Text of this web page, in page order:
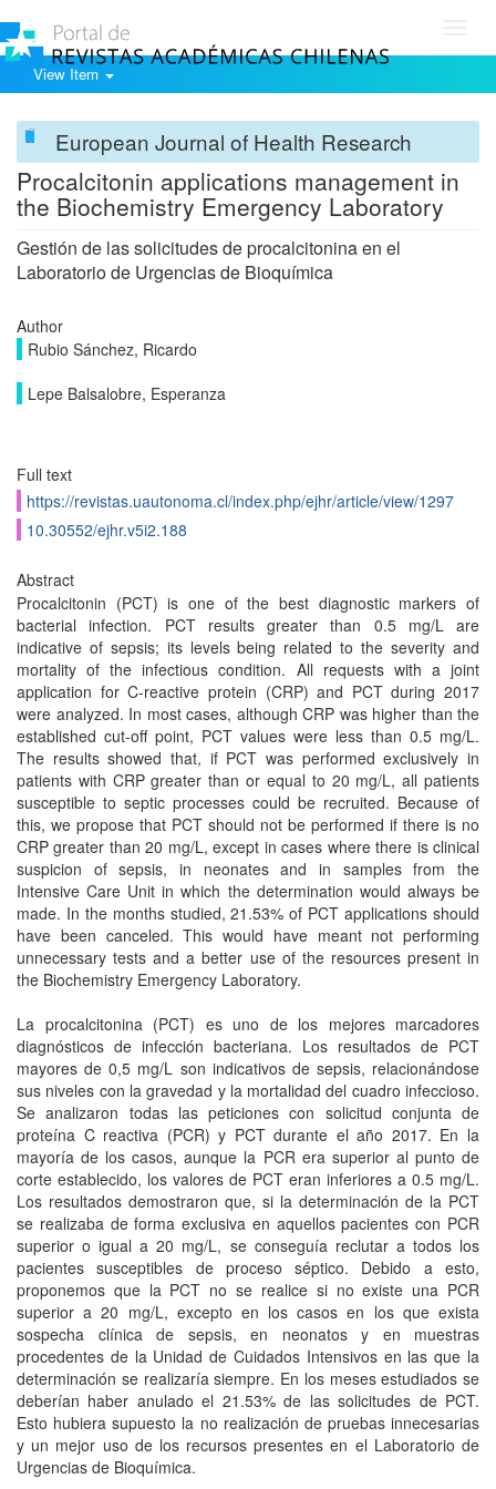
View Item
European Journal of Health Research
Procalcitonin applications management in
the Biochemistry Emergency Laboratory
Gestión de las solicitudes de procalcitonina en el
Laboratorio de Urgencias de Bioquímica
Author
Rubio Sánchez, Ricardo
Lepe Balsalobre, Esperanza
Full text
https://revistas.uautonoma.cl/index.php/ejhr/article/view/1297
10.30552/ejhr.v5i2.188
Abstract
Procalcitonin (PCT) is one of the best diagnostic markers of
bacterial infection. PCT results greater than 0.5 mg/L are
indicative of sepsis; its levels being related to the severity and
mortality of the infectious condition. All requests with a joint
application for C-reactive protein (CRP) and PCT during 2017
were analyzed. In most cases, although CRP was higher than the
established cut-off point, PCT values were less than 0.5 mg/L.
The results showed that, if PCT was performed exclusively in
patients with CRP greater than or equal to 20 mg/L, all patients
susceptible to septic processes could be recruited. Because of
this, we propose that PCT should not be performed if there is no
CRP greater than 20 mg/L, except in cases where there is clinical
suspicion of sepsis, in neonates and in samples from the
Intensive Care Unit in which the determination would always be
made. In the months studied, 21.53% of PCT applications should
have been canceled. This would have meant not performing
unnecessary tests and a better use of the resources present in
the Biochemistry Emergency Laboratory.
La procalcitonina (PCT) es uno de los mejores marcadores
diagnósticos de infección bacteriana. Los resultados de PCT
mayores de 0,5 mg/L son indicativos de sepsis, relacionándose
sus niveles con la gravedad y la mortalidad del cuadro infeccioso.
Se analizaron todas las peticiones con solicitud conjunta de
proteína C reactiva (PCR) y PCT durante el año 2017. En la
mayoría de los casos, aunque la PCR era superior al punto de
corte establecido, los valores de PCT eran inferiores a 0.5 mg/L.
Los resultados demostraron que, si la determinación de la PCT
se realizaba de forma exclusiva en aquellos pacientes con PCR
superior o igual a 20 mg/L, se conseguía reclutar a todos los
pacientes susceptibles de proceso séptico. Debido a esto,
proponemos que la PCT no se realice si no existe una PCR
superior a 20 mg/L, excepto en los casos en los que exista
sospecha clínica de sepsis, en neonatos y en muestras
procedentes de la Unidad de Cuidados Intensivos en las que la
determinación se realizaría siempre. En los meses estudiados se
deberían haber anulado el 21.53% de las solicitudes de PCT.
Esto hubiera supuesto la no realización de pruebas innecesarias
y un mejor uso de los recursos presentes en el Laboratorio de
Urgencias de Bioquímica.